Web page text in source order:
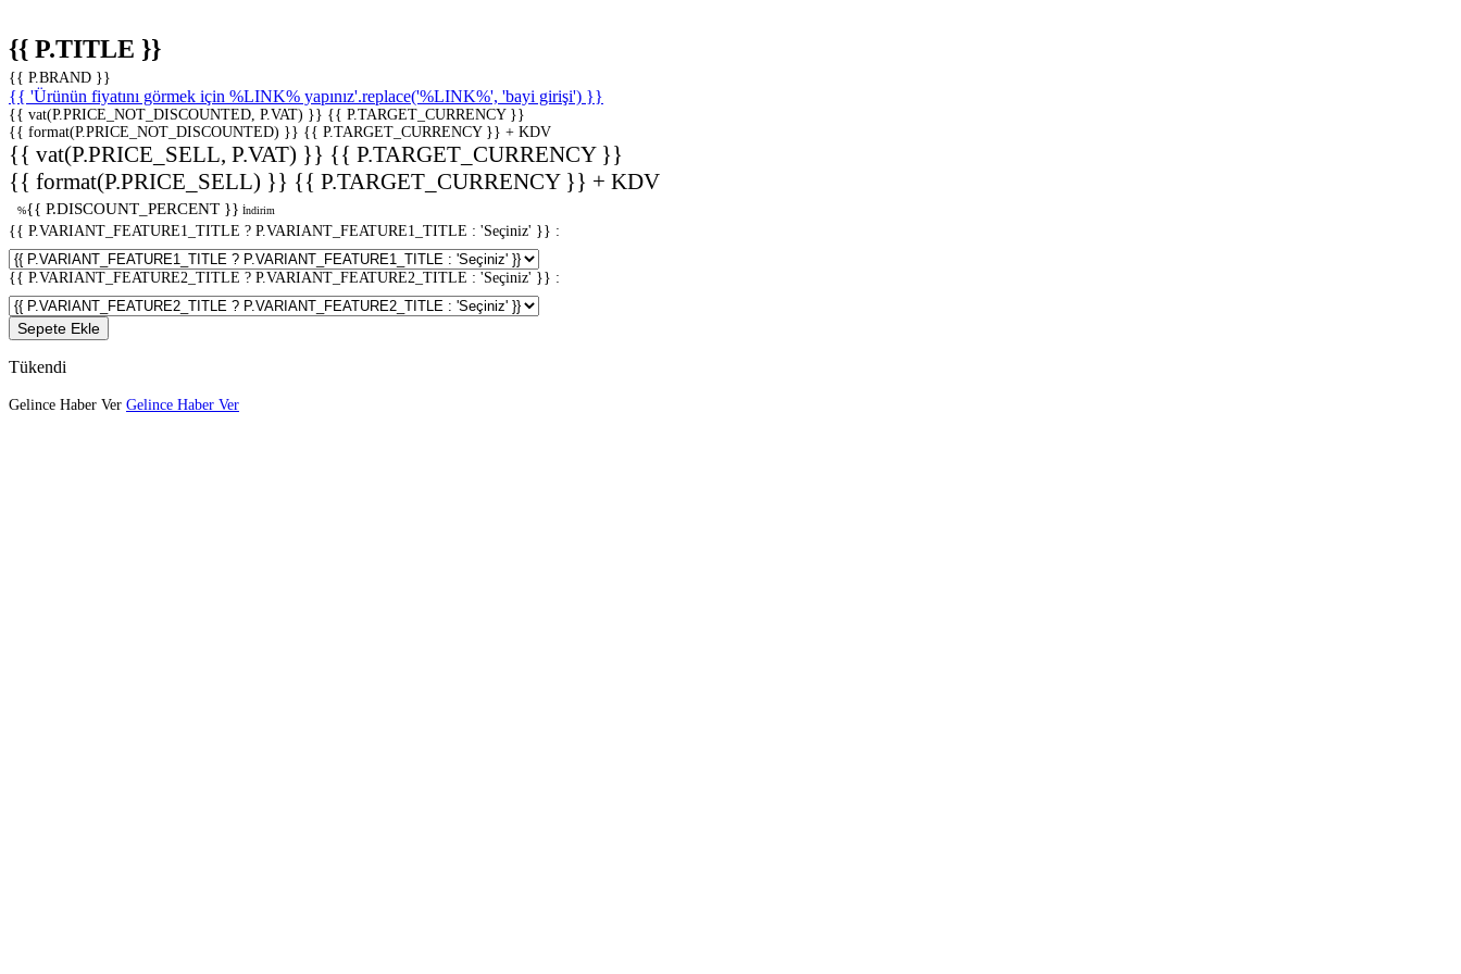
{{ P.TITLE }}
{{ P.BRAND }}
{{ 'Ürünün fiyatını görmek için %LINK% yapınız'.replace('%LINK%', 'bayi girişi') }}
{{ vat(P.PRICE_NOT_DISCOUNTED, P.VAT) }} {{ P.TARGET_CURRENCY }}
{{ format(P.PRICE_NOT_DISCOUNTED) }} {{ P.TARGET_CURRENCY }} + KDV
{{ vat(P.PRICE_SELL, P.VAT) }} {{ P.TARGET_CURRENCY }}
{{ format(P.PRICE_SELL) }} {{ P.TARGET_CURRENCY }} + KDV
%{{ P.DISCOUNT_PERCENT }} İndirim
{{ P.VARIANT_FEATURE1_TITLE ? P.VARIANT_FEATURE1_TITLE : 'Seçiniz' }} :
{{ P.VARIANT_FEATURE2_TITLE ? P.VARIANT_FEATURE2_TITLE : 'Seçiniz' }} :
Sepete Ekle
Tükendi
Gelince Haber Ver Gelince Haber Ver